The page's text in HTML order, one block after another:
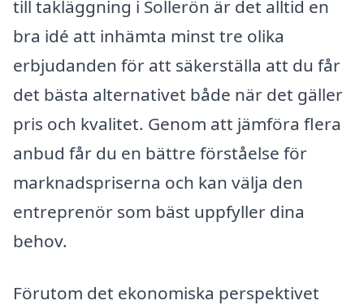
till takläggning i Sollerön är det alltid en
bra idé att inhämta minst tre olika
erbjudanden för att säkerställa att du får
det bästa alternativet både när det gäller
pris och kvalitet. Genom att jämföra flera
anbud får du en bättre förståelse för
marknadspriserna och kan välja den
entreprenör som bäst uppfyller dina
behov.
Förutom det ekonomiska perspektivet